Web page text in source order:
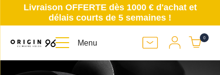
Livraison OFFERTE dès 1000 € d'achat et
délais courts de 5 semaines !
Menu
0